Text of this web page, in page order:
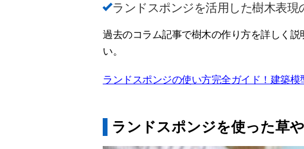
ランドスポンジを活用した樹木表現
過去のコラム記事で樹木の作り方を詳しく
い。
ランドスポンジの使い方完全ガイド！建築
ランドスポンジを使った草